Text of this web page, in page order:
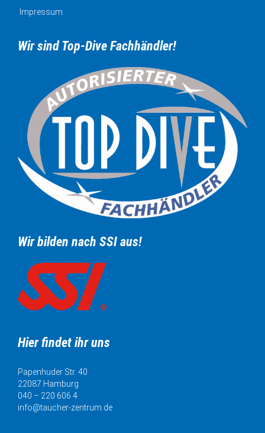
Impressum
Wir sind Top-Dive Fachhändler!
Wir bilden nach SSI aus!
Hier findet ihr uns
Papenhuder Str. 40
22087 Hamburg
040 – 220 606 4
info@taucher-zentrum.de